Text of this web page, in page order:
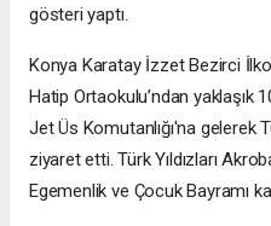
gösteri yaptı.
Konya Karatay İzzet Bezirci
Hatip Ortaokulu’ndan yaklaşık
Jet Üs Komutanlığı'na gelerek
ziyaret etti. Türk Yıldızları
Egemenlik ve Çocuk Bayramı